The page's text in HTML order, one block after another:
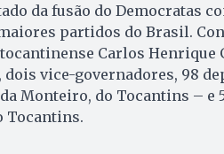
da fusão do Democratas
partidos do Brasil.
Carlos Henrique
vice-governadores, 98
Monteiro, do Tocantins – e
Tocantins.